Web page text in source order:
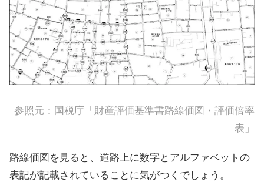
参照元：国税庁「 財産評価基準書路線価図・評価倍率
表 」
路線価図を見ると、道路上に数字とアルファベットの
表記が記載されていることに気がつくでしょう。